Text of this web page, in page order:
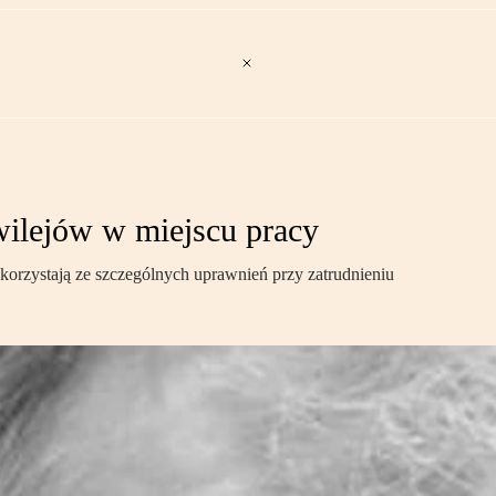
w miejscu pracy
ze szczególnych uprawnień przy zatrudnieniu